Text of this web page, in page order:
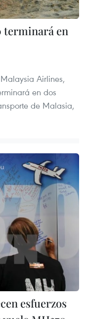
terminará en
Airlines,
en dos
de Malasia,
esfuerzos